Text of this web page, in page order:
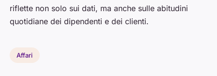
riflette non solo sui dati, ma anche sulle abitudini
quotidiane dei dipendenti e dei clienti.
Affari